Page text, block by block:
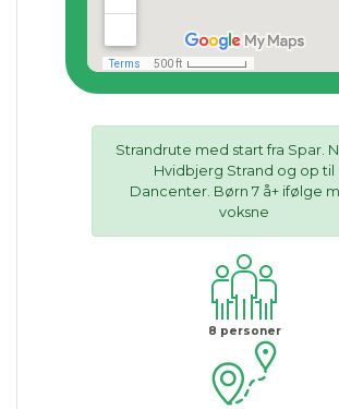
Strandrute med start fra Spar.
Hvidbjerg Strand og op til
Dancenter. Børn 7 å+ ifølge
voksne
8 personer